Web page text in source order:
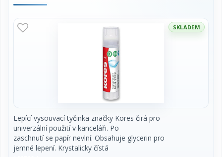
SKLADEM
Lepící vysouvací tyčinka značky Kores čirá pro
univerzální použití v kanceláři. Po
zaschnutí se papír nevlní. Obsahuje glycerin pro
jemné lepení. Krystalicky čístá